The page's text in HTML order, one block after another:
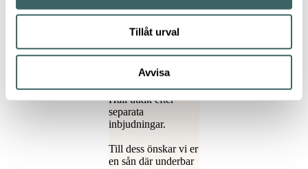
Tillåt urval
Avvisa
aug) med vernissage
onsdag 25 aug. Lite
senare under hösten
ställer vi ut under
Edition, 23-29 sept.
Håll utkik efter
separata
inbjudningar.
Till dess önskar vi er
en sån där underbar